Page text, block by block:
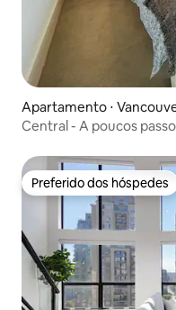
Apartamento ⋅
Central - A poucos
Preferido dos hóspedes
Preferido dos hóspedes